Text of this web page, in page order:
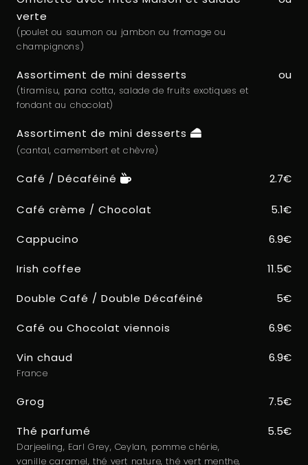
verte
(poulet ou saumon ou jambon ou fromage ou
champignons)
Assortiment de mini desserts
(tiramisu, pana cotta, salade de fruits exotiques et
fondant au chocolat)
ou
Assortiment de mini desserts
(cantal, camembert et chèvre)
Café / Décaféiné 2.7€
Café crème / Chocolat 5.1€
Cappucino 6.9€
Irish coffee 11.5€
Double Café / Double Décaféiné 5€
Café ou Chocolat viennois 6.9€
Vin chaud
France
6.9€
Grog 7.5€
Thé parfumé
Darjeeling, Earl Grey, Ceylan, pomme chérie,
vanille caramel, thé vert nature, thé vert menthe,
5.5€